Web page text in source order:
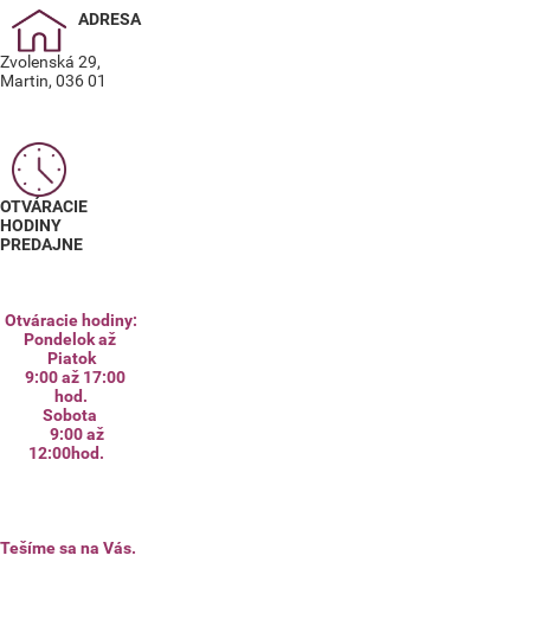
ADRESA
Zvolenská 29,
Martin, 036 01
OTVÁRACIE
HODINY
PREDAJNE
Otváracie hodiny:
Pondelok až
Piatok
9:00 až 17:00
hod.
Sobota
9:00 až
12:00hod.
Tešíme sa na Vás.